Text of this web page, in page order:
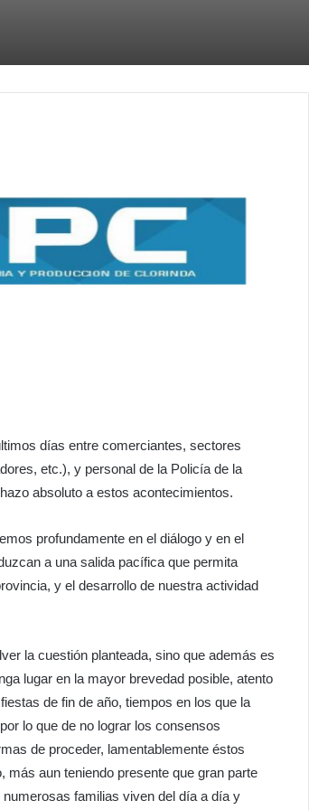
días entre comerciantes, sectores
etc.), y personal de la Policía de la
absoluto a estos acontecimientos.
profundamente en el diálogo y en el
a una salida pacífica que permita
y el desarrollo de nuestra actividad
la cuestión planteada, sino que además es
lugar en la mayor brevedad posible, atento
de fin de año, tiempos en los que la
lo que de no lograr los consensos
de proceder, lamentablemente éstos
aun teniendo presente que gran parte
familias viven del día a día y